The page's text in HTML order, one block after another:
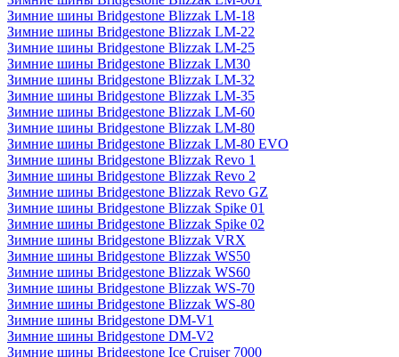
Зимние шины Bridgestone Blizzak LM-18
Зимние шины Bridgestone Blizzak LM-22
Зимние шины Bridgestone Blizzak LM-25
Зимние шины Bridgestone Blizzak LM30
Зимние шины Bridgestone Blizzak LM-32
Зимние шины Bridgestone Blizzak LM-35
Зимние шины Bridgestone Blizzak LM-60
Зимние шины Bridgestone Blizzak LM-80
Зимние шины Bridgestone Blizzak LM-80 EVO
Зимние шины Bridgestone Blizzak Revo 1
Зимние шины Bridgestone Blizzak Revo 2
Зимние шины Bridgestone Blizzak Revo GZ
Зимние шины Bridgestone Blizzak Spike 01
Зимние шины Bridgestone Blizzak Spike 02
Зимние шины Bridgestone Blizzak VRX
Зимние шины Bridgestone Blizzak WS50
Зимние шины Bridgestone Blizzak WS60
Зимние шины Bridgestone Blizzak WS-70
Зимние шины Bridgestone Blizzak WS-80
Зимние шины Bridgestone DM-V1
Зимние шины Bridgestone DM-V2
Зимние шины Bridgestone Ice Cruiser 7000